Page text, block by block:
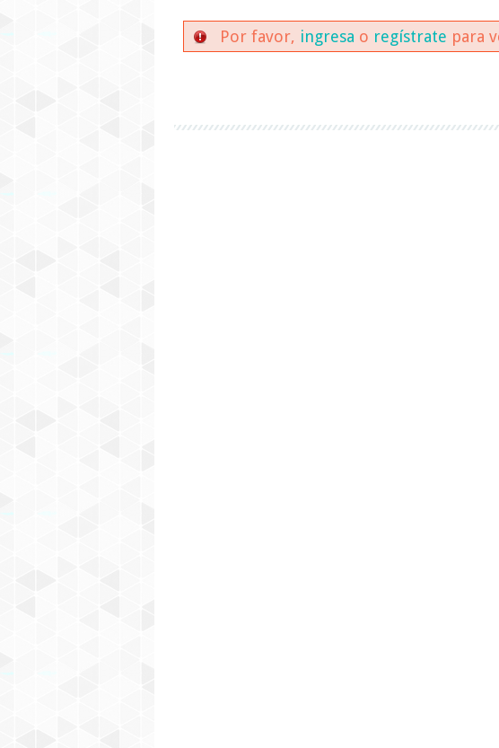
Por favor, ingresa o regístrate para